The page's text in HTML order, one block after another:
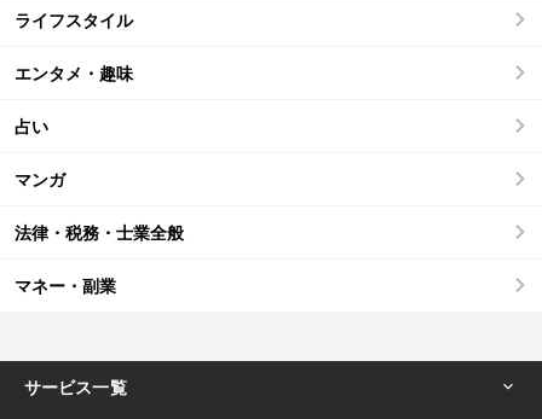
ライフスタイル
エンタメ・趣味
占い
マンガ
法律・税務・士業全般
マネー・副業